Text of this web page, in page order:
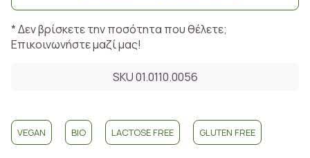
* Δεν βρίσκετε την ποσότητα που θέλετε;
Επικοινωνήστε μαζί μας!
SKU 01.0110.0056
VEGAN BIO LACTOSE FREE GLUTEN FREE